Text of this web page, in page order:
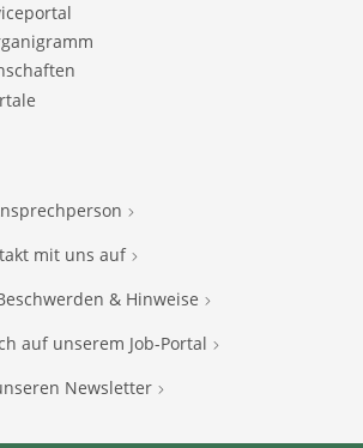
mit uns auf
& Hinweise
auf unserem Job-Portal
Newsletter